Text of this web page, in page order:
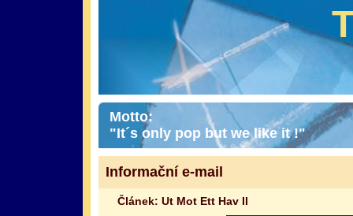
Motto:
"It´s only pop but we like it !"
Informační e-mail
Článek: Ut Mot Ett Hav II